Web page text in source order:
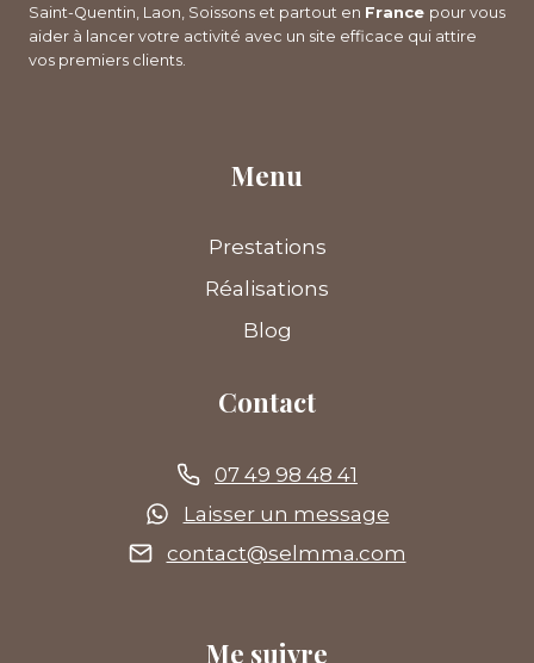
Saint-Quentin, Laon, Soissons et partout en France pour vous
aider à lancer votre activité avec un site efficace qui attire
vos premiers clients.
Menu
Prestations
Réalisations
Blog
Contact
07 49 98 48 41
Laisser un message
contact@selmma.com
Me suivre